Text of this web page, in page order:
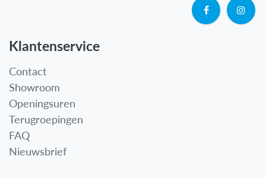
Klantenservice
Contact
Showroom
Openingsuren
Terugroepingen
FAQ
Nieuwsbrief